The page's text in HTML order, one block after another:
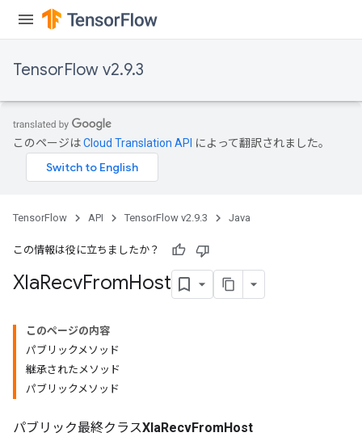
TensorFlow v2.9.3
このページはCloud Translation API によって翻訳されました。
TensorFlow API TensorFlow v2.9.3 Java
この情報は役に立ちましたか？
XlaRecvFromHost
このページの内容
パブリックメソッド
継承されたメソッド
パブリックメソッド
パブリック最終クラスXlaRecvFromHost